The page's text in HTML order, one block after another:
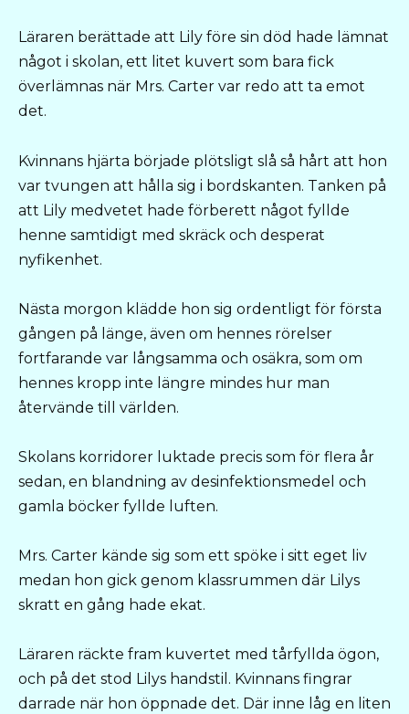
Läraren berättade att Lily före sin död hade lämnat
något i skolan, ett litet kuvert som bara fick
överlämnas när Mrs. Carter var redo att ta emot
det.
Kvinnans hjärta började plötsligt slå så hårt att hon
var tvungen att hålla sig i bordskanten. Tanken på
att Lily medvetet hade förberett något fyllde
henne samtidigt med skräck och desperat
nyfikenhet.
Nästa morgon klädde hon sig ordentligt för första
gången på länge, även om hennes rörelser
fortfarande var långsamma och osäkra, som om
hennes kropp inte längre mindes hur man
återvände till världen.
Skolans korridorer luktade precis som för flera år
sedan, en blandning av desinfektionsmedel och
gamla böcker fyllde luften.
Mrs. Carter kände sig som ett spöke i sitt eget liv
medan hon gick genom klassrummen där Lilys
skratt en gång hade ekat.
Läraren räckte fram kuvertet med tårfyllda ögon,
och på det stod Lilys handstil. Kvinnans fingrar
darrade när hon öppnade det. Där inne låg en liten